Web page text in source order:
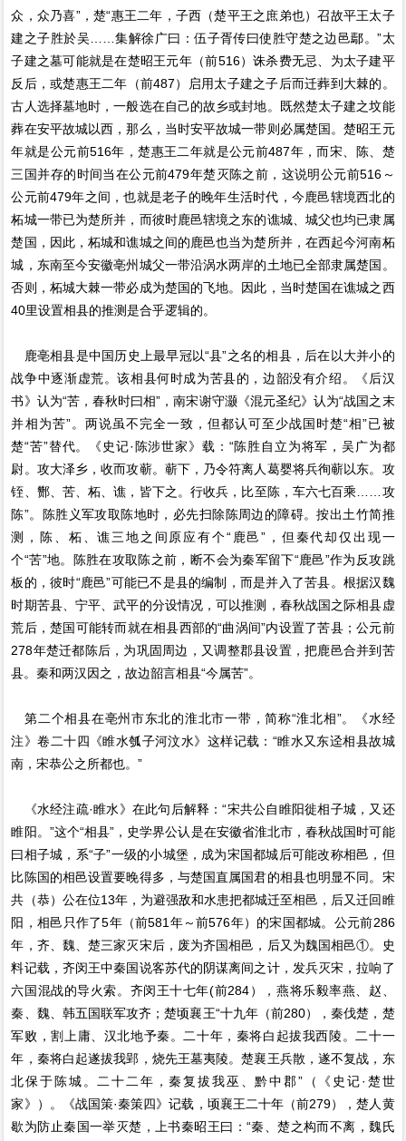
众，众乃喜”，楚“惠王二年，子西（楚平王之庶弟也）召故平王太子
建之子胜於吴……集解徐广曰：伍子胥传曰使胜守楚之边邑鄢。”太
子建之墓可能就是在楚昭王元年（前516）诛杀费无忌、为太子建平
反后，或楚惠王二年（前487）启用太子建之子后而迁葬到大棘的。
古人选择墓地时，一般选在自己的故乡或封地。既然楚太子建之坟能
葬在安平故城以西，那么，当时安平故城一带则必属楚国。楚昭王元
年就是公元前516年，楚惠王二年就是公元前487年，而宋、陈、楚
三国并存的时间当在公元前479年楚灭陈之前，这说明公元前516～
公元前479年之间，也就是老子的晚年生活时代，今鹿邑辖境西北的
柘城一带已为楚所并，而彼时鹿邑辖境之东的谯城、城父也均已隶属
楚国，因此，柘城和谯城之间的鹿邑也当为楚所并，在西起今河南柘
城，东南至今安徽亳州城父一带沿涡水两岸的土地已全部隶属楚国。
否则，柘城大棘一带必成为楚国的飞地。因此，当时楚国在谯城之西
40里设置相县的推测是合乎逻辑的。
鹿亳相县是中国历史上最早冠以“县”之名的相县，后在以大并小的
战争中逐渐虚荒。该相县何时成为苦县的，边韶没有介绍。《后汉
书》认为“苦，春秋时曰相”，南宋谢守灏《混元圣纪》认为“战国之末
并相为苦”。两说虽不完全一致，但都认可至少战国时楚“相”已被
楚“苦”替代。《史记·陈涉世家》载：“陈胜自立为将军，吴广为都
尉。攻大泽乡，收而攻蕲。蕲下，乃令符离人葛婴将兵徇蕲以东。攻
铚、酂、苦、柘、谯，皆下之。行收兵，比至陈，车六七百乘……攻
陈”。陈胜义军攻取陈地时，必先扫除陈周边的障碍。按出土竹简推
测，陈、柘、谯三地之间原应有个“鹿邑”，但秦代却仅出现一
个“苦”地。陈胜在攻取陈之前，断不会为秦军留下“鹿邑”作为反攻跳
板的，彼时“鹿邑”可能已不是县的编制，而是并入了苦县。根据汉魏
时期苦县、宁平、武平的分设情况，可以推测，春秋战国之际相县虚
荒后，楚国可能转而就在相县西部的“曲涡间”内设置了苦县；公元前
278年楚迁都陈后，为巩固周边，又调整郡县设置，把鹿邑合并到苦
县。秦和两汉因之，故边韶言相县“今属苦”。
第二个相县在亳州市东北的淮北市一带，简称“淮北相”。《水经
注》卷二十四《睢水瓠子河汶水》这样记载：“睢水又东迳相县故城
南，宋恭公之所都也。”
《水经注疏·睢水》在此句后解释：“宋共公自睢阳徙相子城，又还
睢阳。”这个“相县”，史学界公认是在安徽省淮北市，春秋战国时可能
曰相子城，系“子”一级的小城堡，成为宋国都城后可能改称相邑，但
比陈国的相邑设置要晚得多，与楚国直属国君的相县也明显不同。宋
共（恭）公在位13年，为避强敌和水患把都城迁至相邑，后又迁回睢
阳，相邑只作了5年（前581年～前576年）的宋国都城。公元前286
年，齐、魏、楚三家灭宋后，废为齐国相邑，后又为魏国相邑①。史
料记载，齐闵王中秦国说客苏代的阴谋离间之计，发兵灭宋，拉响了
六国混战的导火索。齐闵王十七年(前284），燕将乐毅率燕、赵、
秦、魏、韩五国联军攻齐；楚顷襄王“十九年（前280），秦伐楚，楚
军败，割上庸、汉北地予秦。二十年，秦将白起拔我西陵。二十一
年，秦将白起遂拔我郢，烧先王墓夷陵。楚襄王兵散，遂不复战，东
北保于陈城。二十二年，秦复拔我巫、黔中郡”（《史记·楚世
家》）。《战国策·秦策四》记载，顷襄王二十年（前279），楚人黄
歇为防止秦国一举灭楚，上书秦昭王曰：“秦、楚之构而不离，魏氏